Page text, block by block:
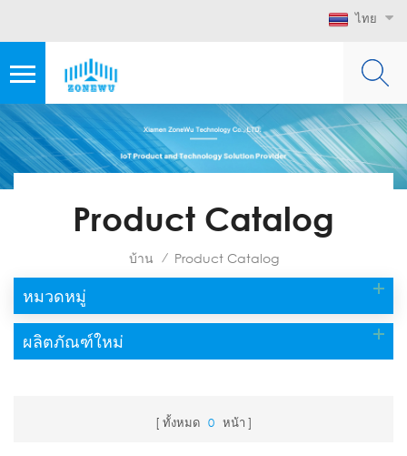
ไทย
Product Catalog
บ้าน / Product Catalog
หมวดหมู่
ผลิตภัณฑ์ใหม่
ทั้งหมด 0 หน้า